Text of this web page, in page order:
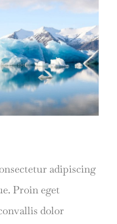
adipiscing
Proin eget
dolor